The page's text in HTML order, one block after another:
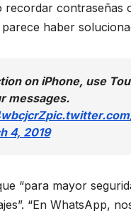
contraseñas
haber
on iPhone, use
messages.
4, 2019
“para mayor
“En WhatsApp,